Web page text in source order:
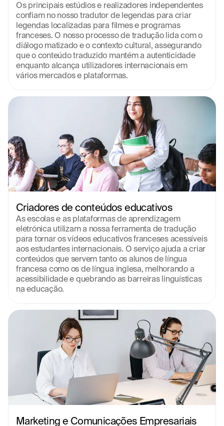
Os principais estúdios e realizadores independentes
confiam no nosso tradutor de legendas para criar
legendas localizadas para filmes e programas
franceses. O nosso processo de tradução lida com o
diálogo matizado e o contexto cultural, assegurando
que o conteúdo traduzido mantém a autenticidade
enquanto alcança utilizadores internacionais em
vários mercados e plataformas.
Criadores de conteúdos educativos
As escolas e as plataformas de aprendizagem
eletrónica utilizam a nossa ferramenta de tradução
para tornar os vídeos educativos franceses acessíveis
aos estudantes internacionais. O serviço ajuda a criar
conteúdos que servem tanto os alunos de língua
francesa como os de língua inglesa, melhorando a
acessibilidade e quebrando as barreiras linguísticas
na educação.
Marketing e Comunicações Empresariais